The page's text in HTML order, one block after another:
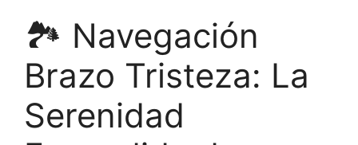
🏞️ Navegación
Brazo Tristeza: La
Serenidad